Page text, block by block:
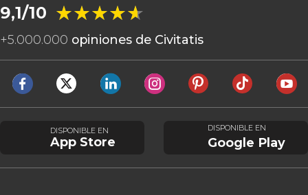
9,1/10 ★★★★★
★★★★★
+5.000.000 opiniones de Civitatis
DISPONIBLE EN
App Store
DISPONIBLE EN
Google Play